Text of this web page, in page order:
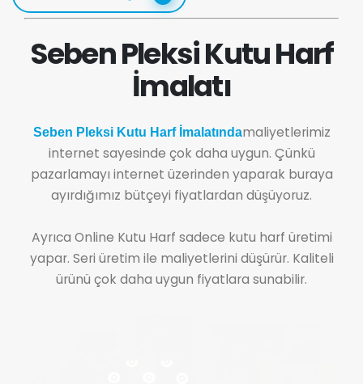
Seben Pleksi Kutu Harf
İmalatı
Seben Pleksi Kutu Harf İmalatındamaliyetlerimiz
internet sayesinde çok daha uygun. Çünkü
pazarlamayı internet üzerinden yaparak buraya
ayırdığımız bütçeyi fiyatlardan düşüyoruz.
Ayrıca Online Kutu Harf sadece kutu harf üretimi
yapar. Seri üretim ile maliyetlerini düşürür. Kaliteli
ürünü çok daha uygun fiyatlara sunabilir.